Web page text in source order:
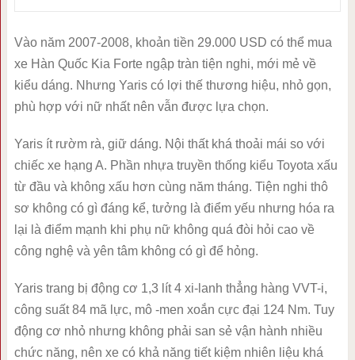
Vào năm 2007-2008, khoản tiền 29.000 USD có thể mua
xe Hàn Quốc Kia Forte ngập tràn tiện nghi, mới mẻ về
kiểu dáng. Nhưng Yaris có lợi thế thương hiệu, nhỏ gọn,
phù hợp với nữ nhất nên vẫn được lựa chọn.
Yaris ít rườm rà, giữ dáng. Nội thất khá thoải mái so với
chiếc xe hạng A. Phần nhựa truyền thống kiểu Toyota xấu
từ đầu và không xấu hơn cùng năm tháng. Tiện nghi thô
sơ không có gì đáng kể, tưởng là điểm yếu nhưng hóa ra
lại là điểm mạnh khi phụ nữ không quá đòi hỏi cao về
công nghệ và yên tâm không có gì để hỏng.
Yaris trang bị động cơ 1,3 lít 4 xi-lanh thẳng hàng VVT-i,
công suất 84 mã lực, mô -men xoắn cực đại 124 Nm. Tuy
động cơ nhỏ nhưng không phải san sẻ vận hành nhiều
chức năng, nên xe có khả năng tiết kiệm nhiên liệu khá